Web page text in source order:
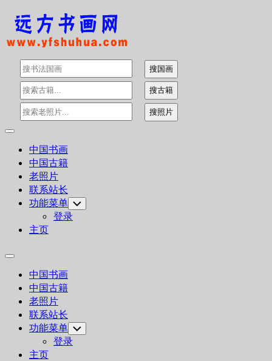
Skip
content
Expand
中国书画
中国古籍
老照片
联系站长
功能菜单 Toggle
Child
Menu
登录
主页
Expand
中国书画
中国古籍
老照片
联系站长
功能菜单 Toggle
Child
Menu
登录
主页